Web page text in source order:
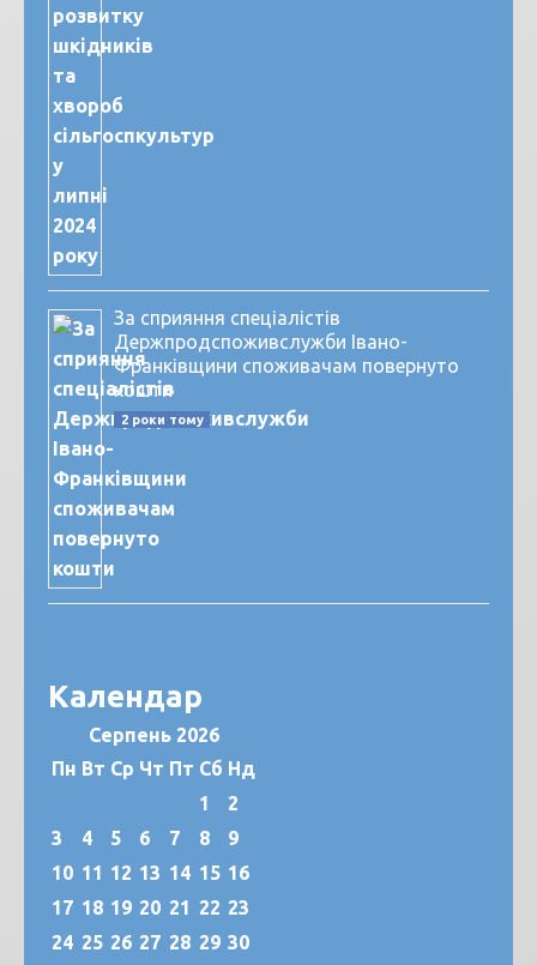
За сприяння спеціалістів
Держпродспоживслужби Івано-
Франківщини споживачам повернуто
кошти
2 роки тому
Календар
Серпень 2026
Пн Вт Ср Чт Пт Сб Нд
1
2
3
4 5 6 7 8
9
10 11 12 13 14 15 16
17 18 19 20 21 22 23
24 25 26 27 28 29 30